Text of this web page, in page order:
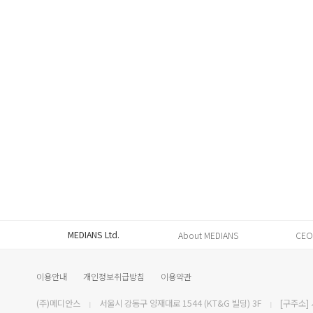
MEDIANS Ltd. About MEDIANS
이용안내 개인정보취급방침 이용약관
(주)메디안스 서울시 강동구 양재대로 1544 (KT&G 빌딩) 3F
[구주소]